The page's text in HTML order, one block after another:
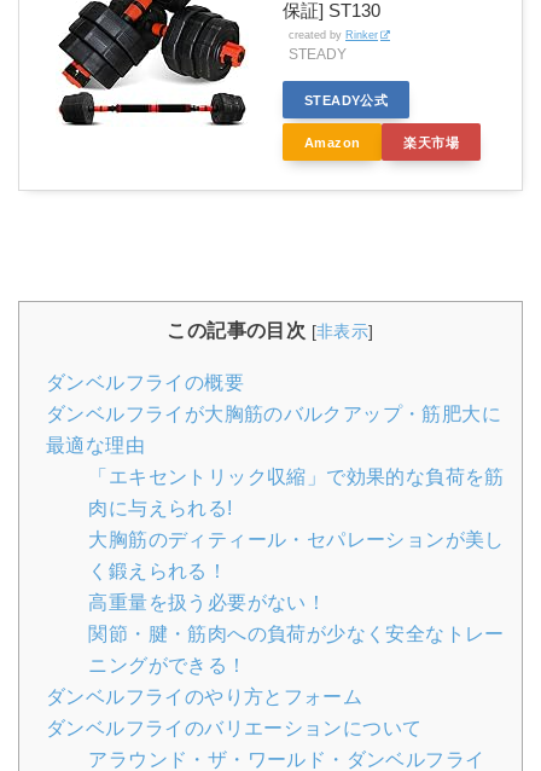
保証] ST130
created by Rinker
STEADY
STEADY公式
Amazon 楽天市場
この記事の目次 [非表示]
ダンベルフライの概要
ダンベルフライが大胸筋のバルクアップ・筋肥大に
最適な理由
「エキセントリック収縮」で効果的な負荷を筋
肉に与えられる!
大胸筋のディティール・セパレーションが美し
く鍛えられる！
高重量を扱う必要がない！
関節・腱・筋肉への負荷が少なく安全なトレー
ニングができる！
ダンベルフライのやり方とフォーム
ダンベルフライのバリエーションについて
アラウンド・ザ・ワールド・ダンベルフライ